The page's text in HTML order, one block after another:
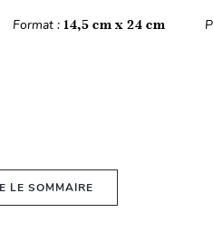
Format : 14,5 cm x 24 cm
LE SOMMAIRE